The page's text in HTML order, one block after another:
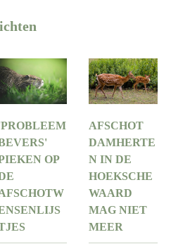
OP
AFSCHOT
DAMHERTE
N IN DE
HOEKSCHE
WAARD
MAG NIET
MEER